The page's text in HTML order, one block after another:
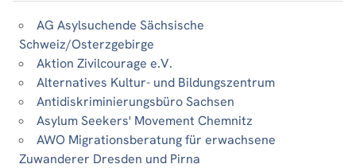
AG Asylsuchende Sächsische
Schweiz/Osterzgebirge
Aktion Zivilcourage e.V.
Alternatives Kultur- und Bildungszentrum
Antidiskriminierungsbüro Sachsen
Asylum Seekers' Movement Chemnitz
AWO Migrationsberatung für erwachsene
Zuwanderer Dresden und Pirna